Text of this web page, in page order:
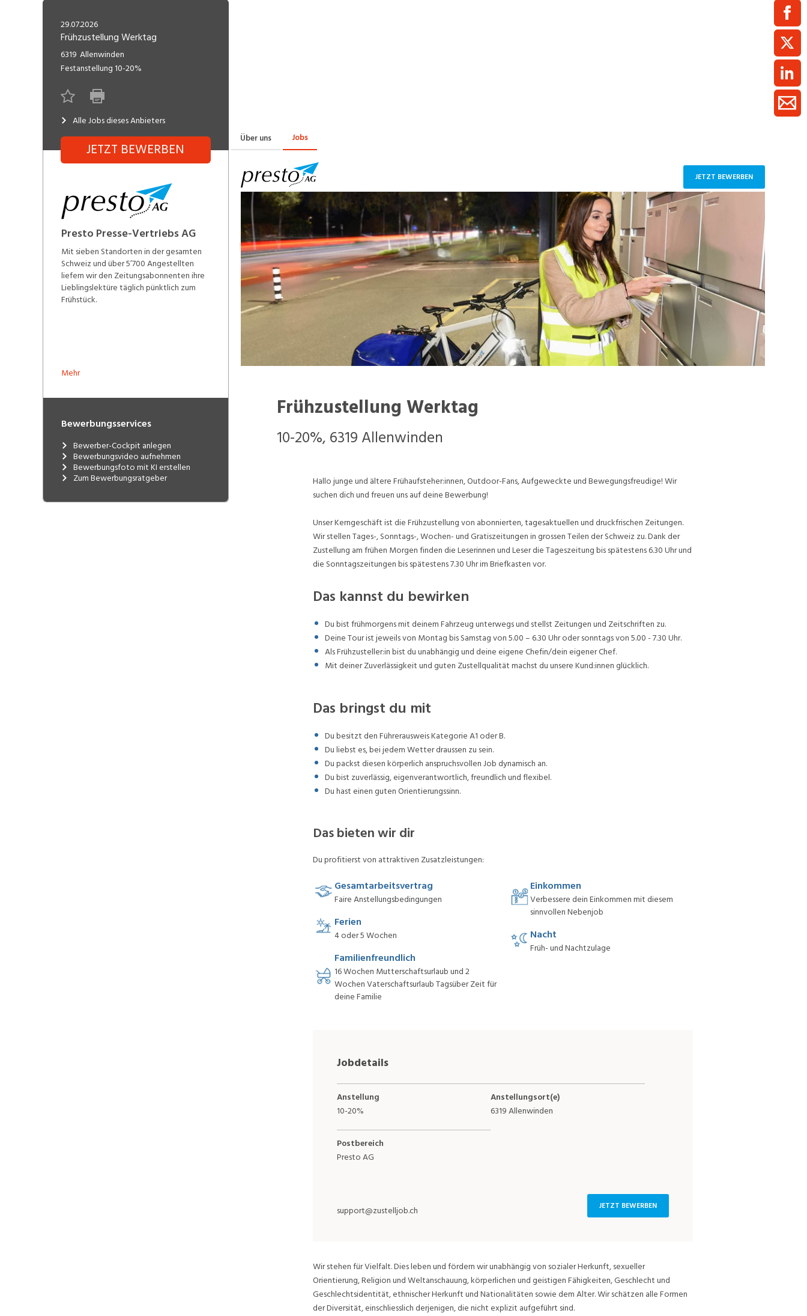
Freelance
Lehrstelle
Engineering, Technik, Architektur
Gastronomie, Hotellerie,
Tourismus, Lebensmittel
Informatik, Telekommunikation
Marketing, Kommunikation,
Medien, Druck (Fertigung)
Sicherheit, Rettung, Polizei, Zoll
Verkauf, Handel, Kundenberatung,
Aussendienst
29.07.2026
Frühzustellung Werktag
6319 Allenwinden
Festanstellung 10-20%
Alle Jobs dieses Anbieters
JETZT BEWERBEN
Über uns Jobs
Presto Presse-Vertriebs AG
Mit sieben Standorten in der gesamten
Schweiz und über 5’700 Angestellten
liefern wir den Zeitungsabonnenten ihre
Lieblingslektüre täglich pünktlich zum
Frühstück.
Mehr
Bewerbungsservices
Bewerber-Cockpit anlegen
Bewerbungsvideo aufnehmen
Bewerbungsfoto mit KI erstellen
Zum Bewerbungsratgeber
JETZT BEWERBEN
Frühzustellung Werktag
10-20%, 6319 Allenwinden
Hallo junge und ältere Frühaufsteher:innen, Outdoor-Fans, Aufgeweckte und Bewegungsfreudige! Wir
suchen dich und freuen uns auf deine Bewerbung!
Unser Kerngeschäft ist die Frühzustellung von abonnierten, tagesaktuellen und druckfrischen Zeitungen.
Wir stellen Tages-, Sonntags-, Wochen- und Gratiszeitungen in grossen Teilen der Schweiz zu. Dank der
Zustellung am frühen Morgen finden die Leserinnen und Leser die Tageszeitung bis spätestens 6.30 Uhr und
die Sonntagszeitungen bis spätestens 7.30 Uhr im Briefkasten vor.
Das kannst du bewirken
Du bist frühmorgens mit deinem Fahrzeug unterwegs und stellst Zeitungen und Zeitschriften zu.
Deine Tour ist jeweils von Montag bis Samstag von 5.00 – 6.30 Uhr oder sonntags von 5.00 - 7.30 Uhr.
Als Frühzusteller:in bist du unabhängig und deine eigene Chefin/dein eigener Chef.
Mit deiner Zuverlässigkeit und guten Zustellqualität machst du unsere Kund:innen glücklich.
Das bringst du mit
Du besitzt den Führerausweis Kategorie A1 oder B.
Du liebst es, bei jedem Wetter draussen zu sein.
Du packst diesen körperlich anspruchsvollen Job dynamisch an.
Du bist zuverlässig, eigenverantwortlich, freundlich und flexibel.
Du hast einen guten Orientierungssinn.
Das bieten wir dir
Du profitierst von attraktiven Zusatzleistungen:
Gesamtarbeitsvertrag
Faire Anstellungsbedingungen
Ferien
4 oder 5 Wochen
Familienfreundlich
16 Wochen Mutterschaftsurlaub und 2
Wochen Vaterschaftsurlaub Tagsüber Zeit für
deine Familie
Einkommen
Verbessere dein Einkommen mit diesem
sinnvollen Nebenjob
Nacht
Früh- und Nachtzulage
Jobdetails
Anstellung
10-20%
Anstellungsort(e)
6319 Allenwinden
Postbereich
Presto AG
support@zustelljob.ch JETZT BEWERBEN
Wir stehen für Vielfalt. Dies leben und fördern wir unabhängig von sozialer Herkunft, sexueller
Orientierung, Religion und Weltanschauung, körperlichen und geistigen Fähigkeiten, Geschlecht und
Geschlechtsidentität, ethnischer Herkunft und Nationalitäten sowie dem Alter. Wir schätzen alle Formen
der Diversität, einschliesslich derjenigen, die nicht explizit aufgeführt sind.